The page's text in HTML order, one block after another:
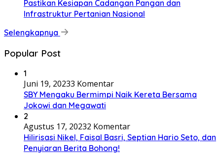
Pastikan Kesiapan Cadangan Pangan dan
Infrastruktur Pertanian Nasional
Selengkapnya
Popular Post
1
Juni 19, 20233 Komentar
SBY Mengaku Bermimpi Naik Kereta Bersama
Jokowi dan Megawati
2
Agustus 17, 20232 Komentar
Hilirisasi Nikel, Faisal Basri, Septian Hario Seto, dan
Penyiaran Berita Bohong!